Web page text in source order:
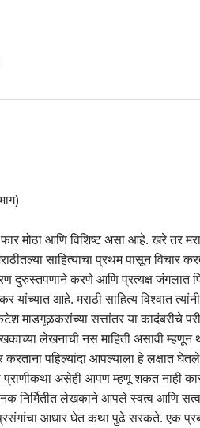
मोठा आणि विशिष्ट असा आहे. खरे तर
साहित्याचा प्रथम पासून विचार
दुरुस्तपणाने करणे आणि प्रत्यक्ष
आहे. मराठी साहित्य विश्वात
माडगूळकरांच्या सत्तांतर या कादंबरीचे
लेखनाची नस माहिती असावी
पहिल्यांदा आपल्याला हे लक्षात
प्राणीकथा असेही आपण म्हणू शकत नाही
निर्मितीत लेखकाने आपले स्वत्व आणि
प्रसंगांचा आधार घेत कथा पुढे सरकते. एक